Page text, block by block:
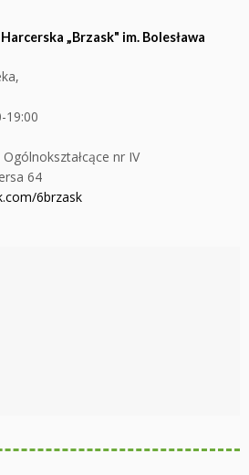
„Brzask" im. Bolesława
19:00
nr IV
64
6brzask